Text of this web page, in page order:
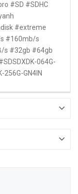
#SD #SDHC
#extreme
#160mb/s
s #32gb #64gb
064G-
256G-GN4IN